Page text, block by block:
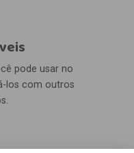
pode usar no
los com outros